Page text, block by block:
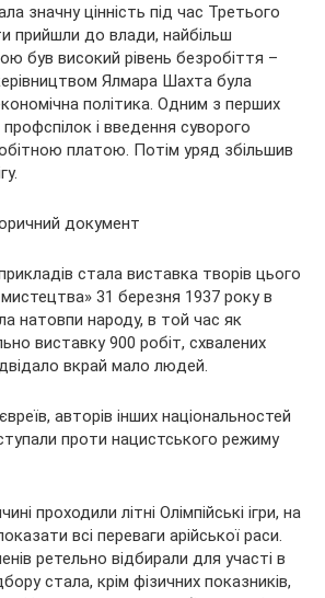
значну цінність під час Третього
прийшли до влади, найбільш
був високий рівень безробіття –
Ялмара Шахта була
політика. Одним з перших
і введення суворого
платою. Потім уряд збільшив
стала виставка творів цього
31 березня 1937 року в
натовпи народу, в той час як
виставку 900 робіт, схвалених
вкрай мало людей.
авторів інших національностей
проти нацистського режиму
проходили літні Олімпійські ігри, на
всі переваги арійської раси.
ретельно відбирали для участі в
стала, крім фізичних показників,